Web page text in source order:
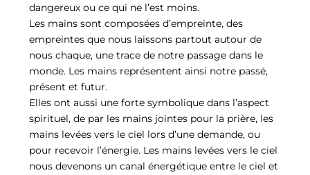
dangereux ou ce qui ne l’est moins.
Les mains sont composées d’empreinte, des
empreintes que nous laissons partout autour de
nous chaque, une trace de notre passage dans le
monde. Les mains représentent ainsi notre passé,
présent et futur.
Elles ont aussi une forte symbolique dans l’aspect
spirituel, de par les mains jointes pour la prière, les
mains levées vers le ciel lors d’une demande, ou
pour recevoir l’énergie. Les mains levées vers le ciel
nous devenons un canal énergétique entre le ciel et